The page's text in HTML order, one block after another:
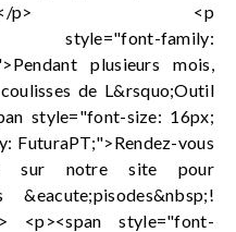
p> <p
style="font-family:
plusieurs mois,
de L&rsquo;Outil
style="font-size: 16px;
FuturaPT;">Rendez-vous
sur notre site pour
<p><span style="font-